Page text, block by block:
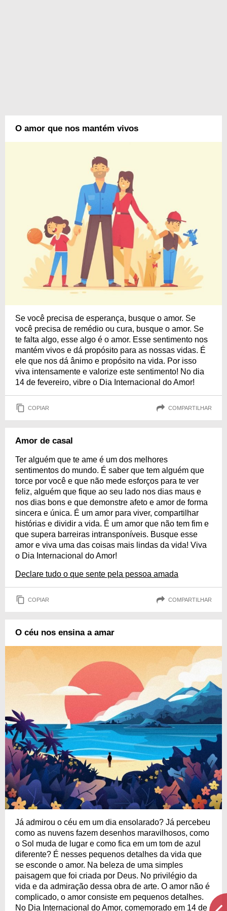
O amor que nos mantém vivos
Se você precisa de esperança, busque o amor. Se
você precisa de remédio ou cura, busque o amor. Se
te falta algo, esse algo é o amor. Esse sentimento nos
mantém vivos e dá propósito para as nossas vidas. É
ele que nos dá ânimo e propósito na vida. Por isso
viva intensamente e valorize este sentimento! No dia
14 de fevereiro, vibre o Dia Internacional do Amor!
COPIAR COMPARTILHAR
Amor de casal
Ter alguém que te ame é um dos melhores
sentimentos do mundo. É saber que tem alguém que
torce por você e que não mede esforços para te ver
feliz, alguém que fique ao seu lado nos dias maus e
nos dias bons e que demonstre afeto e amor de forma
sincera e única. É um amor para viver, compartilhar
histórias e dividir a vida. É um amor que não tem fim e
que supera barreiras intransponíveis. Busque esse
amor e viva uma das coisas mais lindas da vida! Viva
o Dia Internacional do Amor!
Declare tudo o que sente pela pessoa amada
COPIAR COMPARTILHAR
O céu nos ensina a amar
Já admirou o céu em um dia ensolarado? Já percebeu
como as nuvens fazem desenhos maravilhosos, como
o Sol muda de lugar e como fica em um tom de azul
diferente? É nesses pequenos detalhes da vida que
se esconde o amor. Na beleza de uma simples
paisagem que foi criada por Deus. No privilégio da
vida e da admiração dessa obra de arte. O amor não é
complicado, o amor consiste em pequenos detalhes.
No Dia Internacional do Amor, comemorado em 14 de